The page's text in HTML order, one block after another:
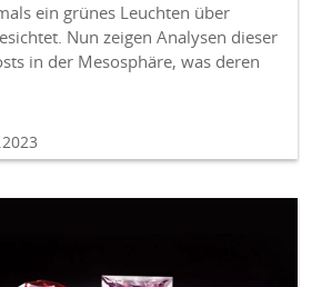
ein grünes Leuchten über
Nun zeigen Analysen dieser
in der Mesosphäre, was deren